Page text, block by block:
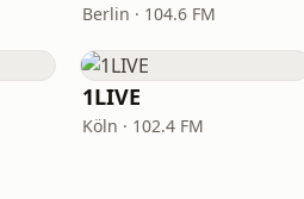
Berlin · 104.6 FM
1LIVE
Köln · 102.4 FM